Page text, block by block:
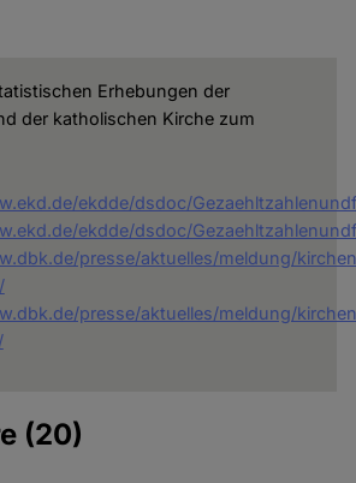
Erhebungen der
der katholischen Kirche zum
ekdde/dsdoc/
ekdde/dsdoc/
presse/aktuelles/meldung/
presse/aktuelles/meldung/
(20)